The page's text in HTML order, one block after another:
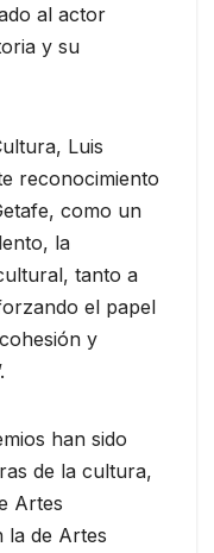
al actor
y su
Luis
reconocimiento
como un
la
tanto a
el papel
y
han sido
de la cultura,
Artes
la de Artes